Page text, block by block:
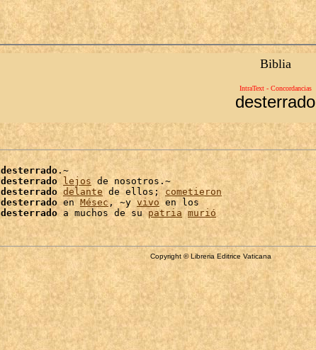
Biblia
IntraText - Concordancias
desterrado
desterrado .~
desterrado lejos de nosotros.~
desterrado delante de ellos; cometieron
desterrado en Mésec , ~y vivo en los
desterrado a muchos de su patria murió
Copyright © Libreria Editrice Vaticana